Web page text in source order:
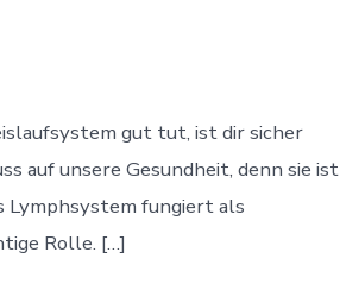
gut tut, ist dir sicher
auf unsere Gesundheit, denn sie ist
Lymphsystem fungiert als
Rolle. […]